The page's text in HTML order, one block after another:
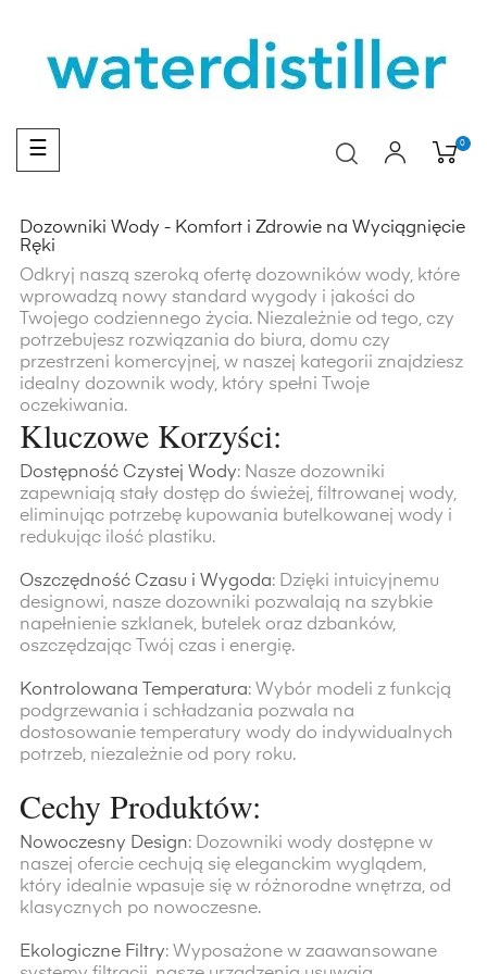
Toggle
☰ 0
Dozowniki Wody - Komfort i Zdrowie na Wyciągnięcie
Ręki
Odkryj naszą szeroką ofertę dozowników wody, które
wprowadzą nowy standard wygody i jakości do
Twojego codziennego życia. Niezależnie od tego, czy
potrzebujesz rozwiązania do biura, domu czy
przestrzeni komercyjnej, w naszej kategorii znajdziesz
idealny dozownik wody, który spełni Twoje
oczekiwania.
Kluczowe Korzyści:
Dostępność Czystej Wody: Nasze dozowniki
zapewniają stały dostęp do świeżej, filtrowanej wody,
eliminując potrzebę kupowania butelkowanej wody i
redukując ilość plastiku.
Oszczędność Czasu i Wygoda: Dzięki intuicyjnemu
designowi, nasze dozowniki pozwalają na szybkie
napełnienie szklanek, butelek oraz dzbanków,
oszczędzając Twój czas i energię.
Kontrolowana Temperatura: Wybór modeli z funkcją
podgrzewania i schładzania pozwala na
dostosowanie temperatury wody do indywidualnych
potrzeb, niezależnie od pory roku.
Cechy Produktów:
Nowoczesny Design: Dozowniki wody dostępne w
naszej ofercie cechują się eleganckim wyglądem,
który idealnie wpasuje się w różnorodne wnętrza, od
klasycznych po nowoczesne.
Ekologiczne Filtry: Wyposażone w zaawansowane